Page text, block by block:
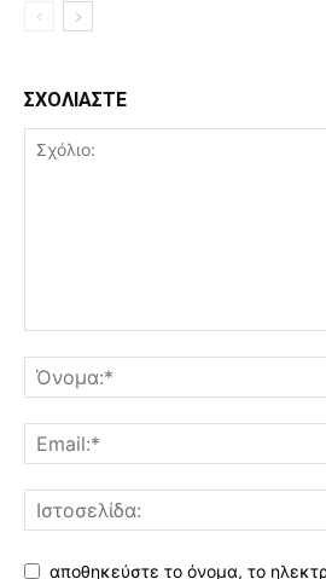
ΣΧΟΛΙΑΣΤΕ
αποθηκεύστε το όνομα, το